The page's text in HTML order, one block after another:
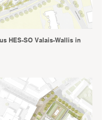
HES-SO Valais-Wallis in